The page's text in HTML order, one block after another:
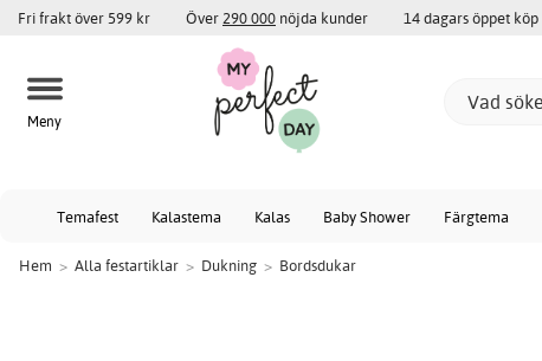
Fri frakt över 599 kr Över 290 000 nöjda kunder 14 dagars öppet köp
Meny
Temafest Kalastema Kalas Baby Shower Färgtema
Hem > Alla festartiklar > Dukning > Bordsdukar